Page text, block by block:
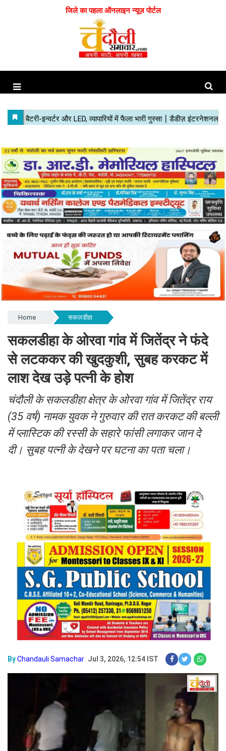
जिले का पहला ऑनलाइन न्यूज़ पोर्टल
Home सकलडीहा
सकलडीहा के ओरवा गांव में जितेंद्र ने फंदे
से लटककर की खुदकुशी, सुबह करकट में
लाश देख उड़े पत्नी के होश
चंदौली के सकलडीहा क्षेत्र के ओरवा गांव में जितेंद्र राय
(35 वर्ष) नामक युवक ने गुरुवार की रात करकट की बल्ली
में प्लास्टिक की रस्सी के सहारे फांसी लगाकर जान दे
दी। सुबह पत्नी के देखने पर घटना का पता चला।
ByChandauli Samachar Jul 3, 2026, 12:54 IST